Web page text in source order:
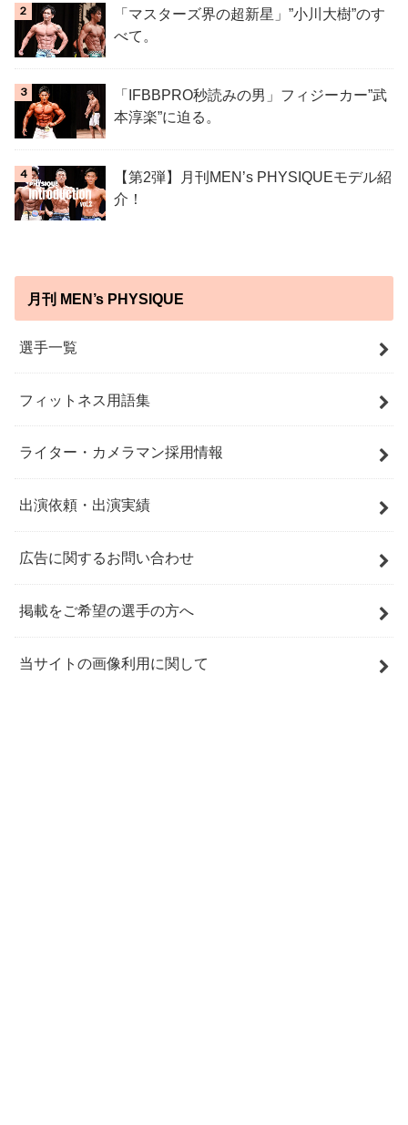
「マスターズ界の超新星」”小川大樹”のす
べて。
「IFBBPRO秒読みの男」フィジーカー”武
本淳楽”に迫る。
【第2弾】月刊MEN’s PHYSIQUEモデル紹
介！
月刊 MEN’s PHYSIQUE
選手一覧
フィットネス用語集
ライター・カメラマン採用情報
出演依頼・出演実績
広告に関するお問い合わせ
掲載をご希望の選手の方へ
当サイトの画像利用に関して